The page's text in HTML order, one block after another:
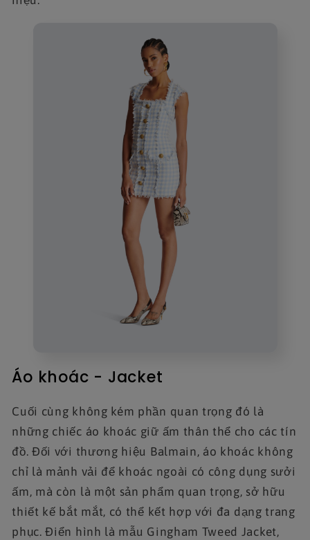
Áo khoác - Jacket
Cuối cùng không kém phần quan trọng đó là
những chiếc áo khoác giữ ấm thân thể cho các tín
đồ. Đối với thương hiệu Balmain, áo khoác không
chỉ là mảnh vải để khoác ngoài có công dụng sưởi
ấm, mà còn là một sản phẩm quan trọng, sở hữu
thiết kế bắt mắt, có thể kết hợp với đa dạng trang
phục. Điển hình là mẫu Gingham Tweed Jacket,